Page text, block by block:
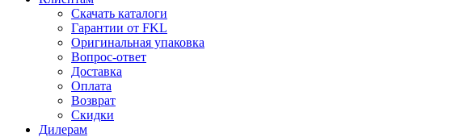
Скачать каталоги
Гарантии от FKL
Оригинальная упаковка
Вопрос-ответ
Доставка
Оплата
Возврат
Скидки
Дилерам